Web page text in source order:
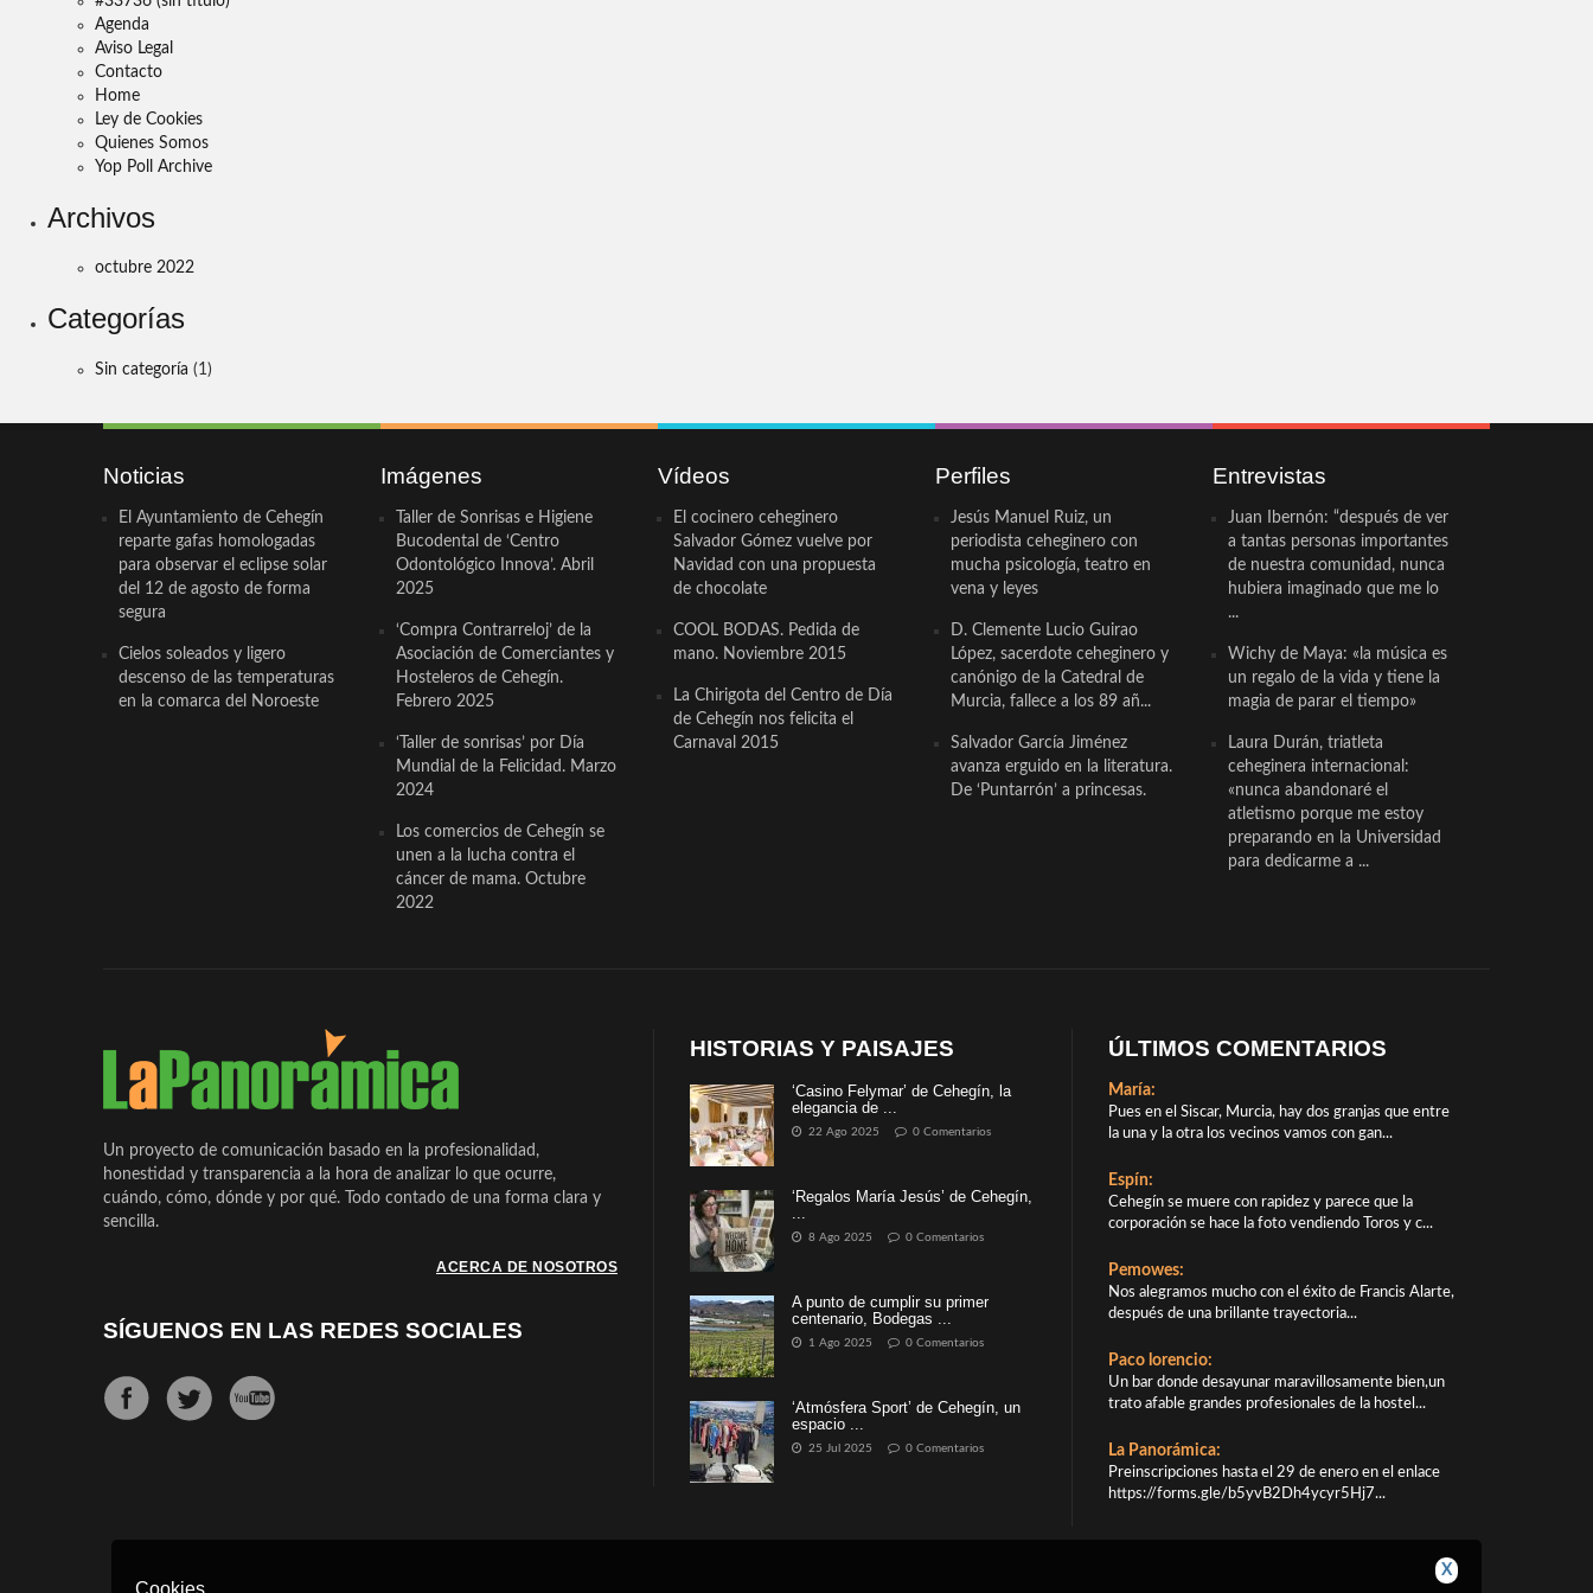
Agenda
Aviso Legal
Contacto
Home
Ley de Cookies
Quienes Somos
Yop Poll Archive
Archivos
octubre 2022
Categorías
Sin categoría (1)
Noticias
El Ayuntamiento de Cehegín
reparte gafas homologadas
para observar el eclipse solar
del 12 de agosto de forma
segura
Cielos soleados y ligero
descenso de las temperaturas
en la comarca del Noroeste
Imágenes
Taller de Sonrisas e Higiene
Bucodental de ‘Centro
Odontológico Innova’. Abril
2025
‘Compra Contrarreloj’ de la
Asociación de Comerciantes y
Hosteleros de Cehegín.
Febrero 2025
‘Taller de sonrisas’ por Día
Mundial de la Felicidad. Marzo
2024
Los comercios de Cehegín se
unen a la lucha contra el
cáncer de mama. Octubre
2022
Vídeos
El cocinero ceheginero
Salvador Gómez vuelve por
Navidad con una propuesta
de chocolate
COOL BODAS. Pedida de
mano. Noviembre 2015
La Chirigota del Centro de Día
de Cehegín nos felicita el
Carnaval 2015
Perfiles
Jesús Manuel Ruiz, un
periodista ceheginero con
mucha psicología, teatro en
vena y leyes
D. Clemente Lucio Guirao
López, sacerdote ceheginero y
canónigo de la Catedral de
Murcia, fallece a los 89 añ...
Salvador García Jiménez
avanza erguido en la literatura.
De ‘Puntarrón’ a princesas.
Entrevistas
Juan Ibernón: “después de ver
a tantas personas importantes
de nuestra comunidad, nunca
hubiera imaginado que me lo
...
Wichy de Maya: «la música es
un regalo de la vida y tiene la
magia de parar el tiempo»
Laura Durán, triatleta
ceheginera internacional:
«nunca abandonaré el
atletismo porque me estoy
preparando en la Universidad
para dedicarme a ...
Un proyecto de comunicación basado en la profesionalidad,
honestidad y transparencia a la hora de analizar lo que ocurre,
cuándo, cómo, dónde y por qué. Todo contado de una forma clara y
sencilla.
ACERCA DE NOSOTROS
SÍGUENOS EN LAS REDES SOCIALES
HISTORIAS Y PAISAJES
‘Casino Felymar’ de Cehegín, la
elegancia de ...
22 Ago 2025 0 Comentarios
‘Regalos María Jesús’ de Cehegín,
...
8 Ago 2025 0 Comentarios
A punto de cumplir su primer
centenario, Bodegas ...
1 Ago 2025 0 Comentarios
‘Atmósfera Sport’ de Cehegín, un
espacio ...
25 Jul 2025 0 Comentarios
ÚLTIMOS COMENTARIOS
María:
Pues en el Siscar, Murcia, hay dos granjas que entre
la una y la otra los vecinos vamos con gan...
Espín:
Cehegín se muere con rapidez y parece que la
corporación se hace la foto vendiendo Toros y c...
Pemowes:
Nos alegramos mucho con el éxito de Francis Alarte,
después de una brillante trayectoria...
Paco lorencio:
Un bar donde desayunar maravillosamente bien,un
trato afable grandes profesionales de la hostel...
La Panorámica:
Preinscripciones hasta el 29 de enero en el enlace
https://forms.gle/b5yvB2Dh4ycyr5Hj7...
X
Cookies